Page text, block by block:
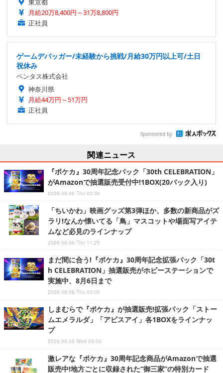
東京都
月給20万8,400円～31万8,800円
正社員
ゲームデバッガー/未経験から挑戦/月給30万円以上可/土日
祝休み
ベンタス株式会社
神奈川県
月給44万円～51万円
正社員
Sponsored by
関連ニュース
『ポケカ』30周年記念パック「30th CELEBRATION」
がAmazonで抽選販売受付中!1BOX(20パック入り)
2026.08.06 Thu 03:30
「ちいかわ」映画グッズ第3弾ほか、多数の新商品がズ
ラリ!なんか懐いてる「鳥」マスコットや場面写アイテ
ムなど必見のラインナップ
2026.08.06 Thu 11:25
まだ間に合う!『ポケカ』30周年記念拡張パック「30t
h CELEBRATION」抽選販売がホビーステーションで
実施中、8月6日まで
2026.08.06 Thu 03:00
しまむらで『ポケカ』が抽選販売!拡張パック「ストー
ムエメラルダ」「アビスアイ」各1BOXをラインナッ
プ
2026.08.05 Wed 05:00
激レアな『ポケカ』30周年記念商品がAmazonで抽選
販売中!地方ごとに収録された“御三家”の特別カード